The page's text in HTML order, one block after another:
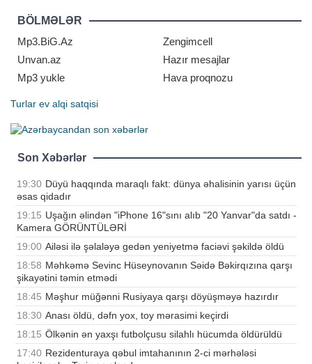
BÖLMƏLƏR
Mp3.BiG.Az
Zengimcell
Unvan.az
Hazır mesajlar
Mp3 yukle
Hava proqnozu
Turlar ev alqi satqisi
Son Xəbərlər
19:30 Düyü haqqında maraqlı fakt: dünya əhalisinin yarısı üçün
əsas qidadır
19:15 Uşağın əlindən "iPhone 16"sını alıb "20 Yanvar"da satdı -
Kamera GÖRÜNTÜLƏRİ
19:00 Ailəsi ilə şəlaləyə gedən yeniyetmə faciəvi şəkildə öldü
18:58 Məhkəmə Sevinc Hüseynovanın Səidə Bəkirqızına qarşı
şikayətini təmin etmədi
18:45 Məşhur müğənni Rusiyaya qarşı döyüşməyə hazırdır
18:30 Anası öldü, dəfn yox, toy mərasimi keçirdi
18:15 Ölkənin ən yaxşı futbolçusu silahlı hücumda öldürüldü
17:40 Rezidenturaya qəbul imtahanının 2-ci mərhələsi